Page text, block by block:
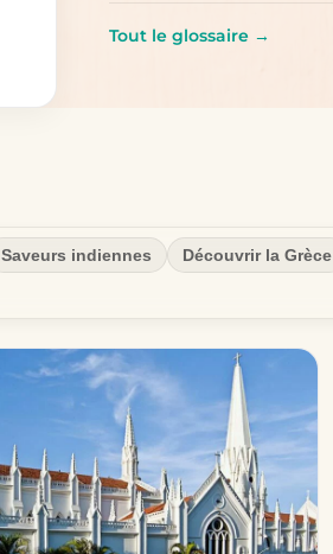
Tout le glossaire →
Saveurs indiennes
Découvrir la Grèce